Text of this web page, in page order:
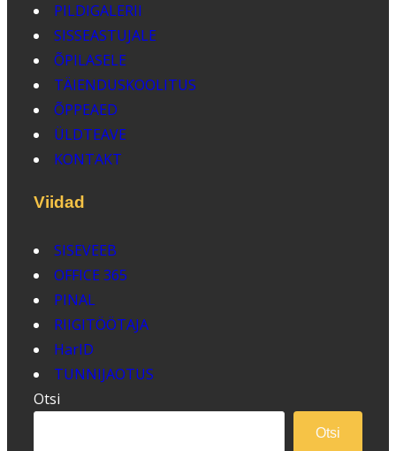
PILDIGALERII
SISSEASTUJALE
ÕPILASELE
TÄIENDUSKOOLITUS
ÕPPEAED
ÜLDTEAVE
KONTAKT
Viidad
SISEVEEB
OFFICE 365
PINAL
RIIGITÖÖTAJA
HarID
TUNNIJAOTUS
Otsi
Otsi